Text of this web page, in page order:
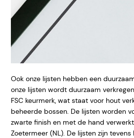
Ook onze lijsten hebben een
onze lijsten wordt duurzaam
FSC keurmerk, wat staat voor hout
beheerde bossen. De lijsten worden
zwarte finish en met de hand
Zoetermeer (NL). De lijsten zijn